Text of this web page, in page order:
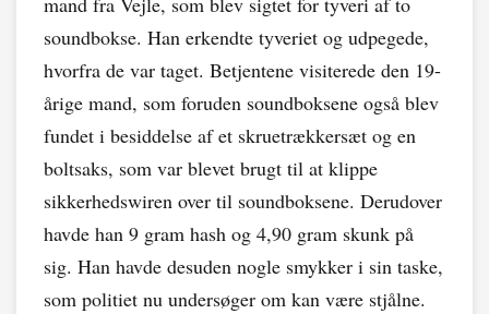
soundbokse. Han erkendte tyveriet og udpegede,
hvorfra de var taget. Betjentene visiterede den 19-
årige mand, som foruden soundboksene også blev
fundet i besiddelse af et skruetrækkersæt og en
boltsaks, som var blevet brugt til at klippe
sikkerhedswiren over til soundboksene. Derudover
havde han 9 gram hash og 4,90 gram skunk på
sig. Han havde desuden nogle smykker i sin taske,
som politiet nu undersøger om kan være stjålne.